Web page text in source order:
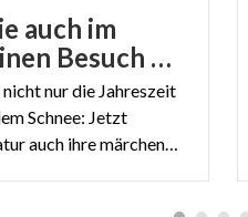
auch im
Winter einen Besuch wert sind
nur die Jahreszeit
Schnee: Jetzt
enthüllt die Natur auch ihre märchenhafte Seele.